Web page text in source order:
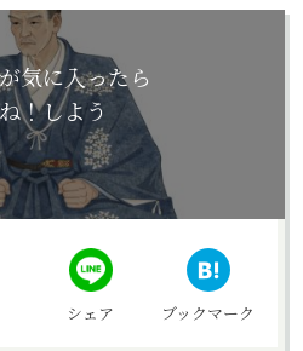
気に入ったら
！しよう
シェア ブックマーク